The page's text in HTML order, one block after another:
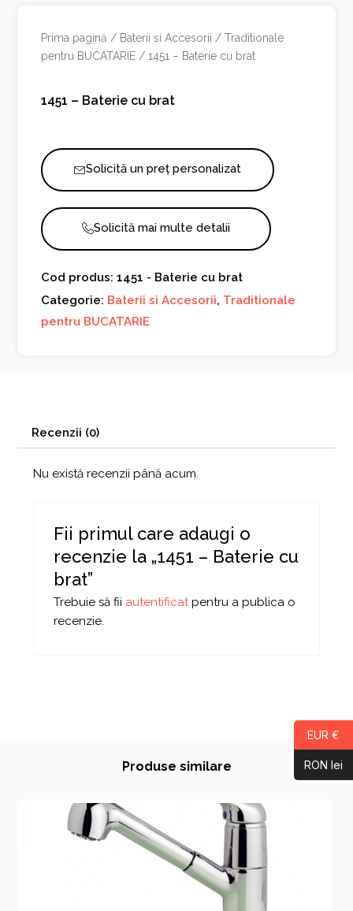
Prima pagină / Baterii si Accesorii /Traditionale
pentru BUCATARIE / 1451 – Baterie cu brat
1451 – Baterie cu brat
Solicită un preț personalizat
Solicită mai multe detalii
Cod produs: 1451 - Baterie cu brat
Categorie: Baterii si Accesorii, Traditionale
pentru BUCATARIE
Recenzii (0)
Nu există recenzii până acum.
Fii primul care adaugi o
recenzie la „1451 – Baterie cu
brat”
Trebuie să fii autentificatpentru a publica o
recenzie.
Produse similare
EUR €
RON lei